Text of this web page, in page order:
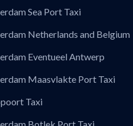
Sea Port Taxi
Netherlands and Belgium
Eventueel Antwerp
Maasvlakte Port Taxi
Taxi